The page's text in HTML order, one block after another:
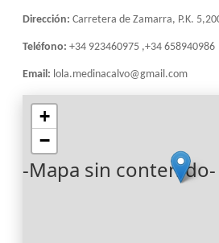
Dirección:Carretera de Zamarra, P.K.
Teléfono:+34 923460975 ,+34 658940986
Email: lola.medinacalvo@gmail.com
-Mapa sin contenido-
+
−